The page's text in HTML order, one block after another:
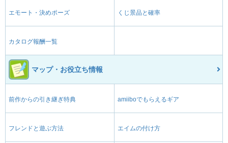
エモート・決めポーズ くじ景品と確率
カタログ報酬一覧
マップ・お役立ち情報
前作からの引き継ぎ特典 amiiboでもらえるギア
フレンドと遊ぶ方法 エイムの付け方